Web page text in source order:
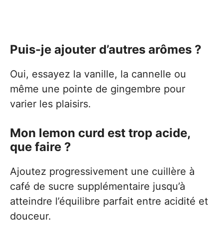
Puis-je ajouter d’autres arômes ?
Oui, essayez la vanille, la cannelle ou
même une pointe de gingembre pour
varier les plaisirs.
Mon lemon curd est trop acide,
que faire ?
Ajoutez progressivement une cuillère à
café de sucre supplémentaire jusqu’à
atteindre l’équilibre parfait entre acidité et
douceur.